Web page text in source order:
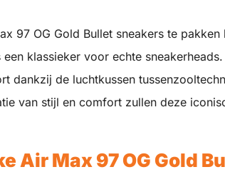
97 OG Gold Bullet sneakers te
klassieker voor echte
dankzij de luchtkussen
van stijl en comfort zullen deze
Air Max 97 OG Gold